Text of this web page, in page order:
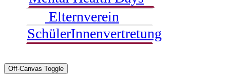
Elternverein
SchülerInnenvertretung
Off-Canvas Toggle